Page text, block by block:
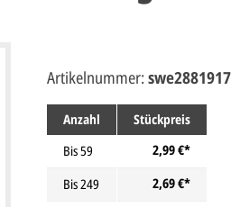
Anzahl
Stückpreis
Bis59
2,99 €*
Bis249
2,69 €*
Artikelnummer: